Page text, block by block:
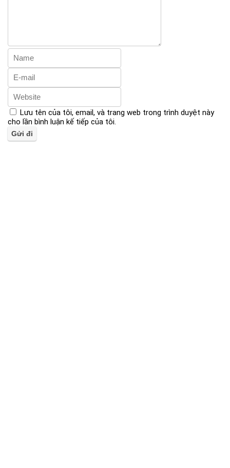
Lưu tên của tôi, email, và trang web trong trình duyệt này
cho lần bình luận kế tiếp của tôi.